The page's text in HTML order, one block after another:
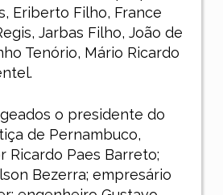
Eriberto Filho, France
Jarbas Filho, João de
Tenório, Mário Ricardo
o presidente do
de Pernambuco,
Ricardo Paes Barreto;
Bezerra; empresário